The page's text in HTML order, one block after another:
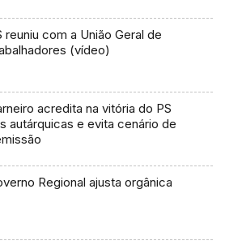
reuniu com a União Geral de
(vídeo)
acredita na vitória do PS
autárquicas e evita cenário de
Regional ajusta orgânica